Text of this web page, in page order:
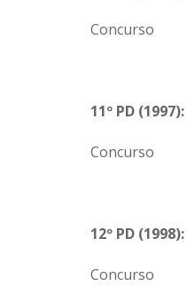
Concurso
11º PD (1997):
Concurso
12º PD (1998):
Concurso